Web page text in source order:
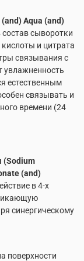
Aqua (and)
сыворотки
и цитрата
связывания с
увлажненность
естественным
связывать и
времени (24
(Sodium
(and)
в 4-х
синергическому
поверхности